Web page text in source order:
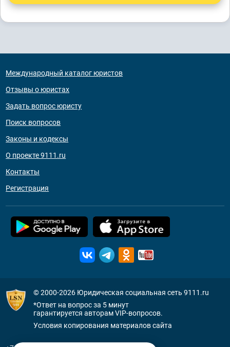
Международный каталог юристов
Отзывы о юристах
Задать вопрос юристу
Поиск вопросов
Законы и кодексы
О проекте 9111.ru
Контакты
Регистрация
© 2000-2026 Юридическая социальная сеть 9111.ru
*Ответ на вопрос за 5 минут
гарантируется авторам VIP-вопросов.
Условия копирования материалов сайта